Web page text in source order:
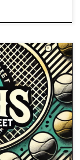
kierroksella
Griekspoor
1–0, mikä
kovakenttä sopii
vahvaan syöttöön
vedonlyöntisivu!:
vire ja tilastot
varaan
nopeilla alustoilla.
ja verkolle nousuihin,
ja